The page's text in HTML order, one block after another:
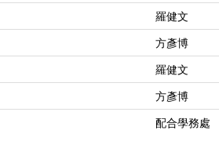
羅健文
方彥博
羅健文
方彥博
配合學務處